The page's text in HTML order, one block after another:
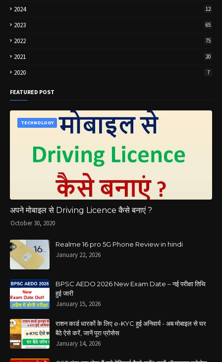
2024 12
2023 65
2022 75
2021 20
2020 7
FEATURED POST
TECHNOLOGY
अपने मोबाइल से Driving Licence कैसे बनाएं ?
October 30, 2020
Realme 16 pro 5G Phone Review in hindi
January 22, 2026
BPSC AEDO 2026 New Exam Date – नई परीक्षा तिथि
हुई जारी
January 15, 2026
राशन कार्ड धारकों के लिए e-KYC हुई अनिवार्य - अब मोबाइल से घर
बैठे ऐसे करें, जानें पूरा प्रोसेस
January 14, 2026